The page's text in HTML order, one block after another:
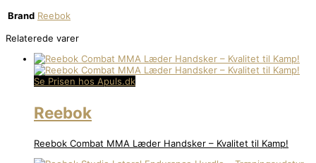
Brand Reebok
Relaterede varer
Se Prisen hos Apuls.dk
Reebok
Reebok Combat MMA Læder Handsker – Kvalitet til Kamp!